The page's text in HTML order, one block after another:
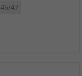
46/47